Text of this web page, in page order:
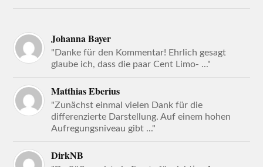
Johanna Bayer
"Danke für den Kommentar! Ehrlich gesagt
glaube ich, dass die paar Cent Limo- ..."
Matthias Eberius
"Zunächst einmal vielen Dank für die
differenzierte Darstellung. Auf einem hohen
Aufregungsniveau gibt ..."
DirkNB